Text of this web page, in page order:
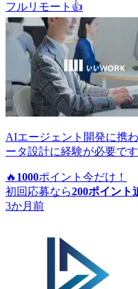
フルリモート 👍
AIエージェント開発に携
ータ設計に経験が必要です
🔥 1000ポイント 今だけ！
初回応募なら200ポイント
3か月前